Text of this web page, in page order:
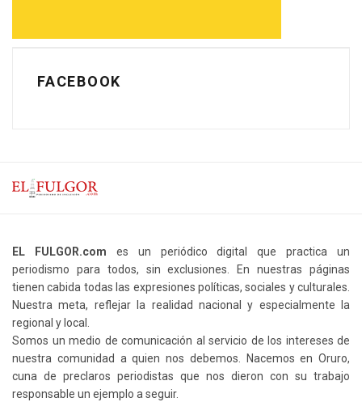
FACEBOOK
EL FULGOR.com es un periódico digital que practica un
periodismo para todos, sin exclusiones. En nuestras páginas
tienen cabida todas las expresiones políticas, sociales y culturales.
Nuestra meta, reflejar la realidad nacional y especialmente la
regional y local.
Somos un medio de comunicación al servicio de los intereses de
nuestra comunidad a quien nos debemos. Nacemos en Oruro,
cuna de preclaros periodistas que nos dieron con su trabajo
responsable un ejemplo a seguir.